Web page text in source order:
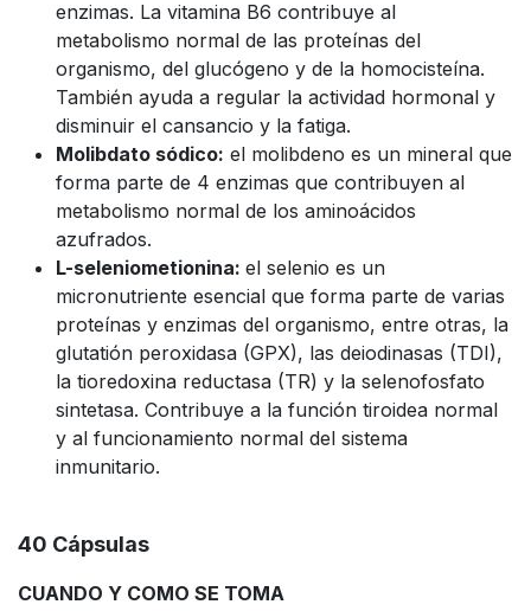
enzimas. La vitamina B6 contribuye al
metabolismo normal de las proteínas del
organismo, del glucógeno y de la homocisteína.
También ayuda a regular la actividad hormonal y
disminuir el cansancio y la fatiga.
Molibdato sódico: el molibdeno es un mineral que
forma parte de 4 enzimas que contribuyen al
metabolismo normal de los aminoácidos
azufrados.
L-seleniometionina: el selenio es un
micronutriente esencial que forma parte de varias
proteínas y enzimas del organismo, entre otras, la
glutatión peroxidasa (GPX), las deiodinasas (TDI),
la tioredoxina reductasa (TR) y la selenofosfato
sintetasa. Contribuye a la función tiroidea normal
y al funcionamiento normal del sistema
inmunitario.
40 Cápsulas
CUANDO Y COMO SE TOMA